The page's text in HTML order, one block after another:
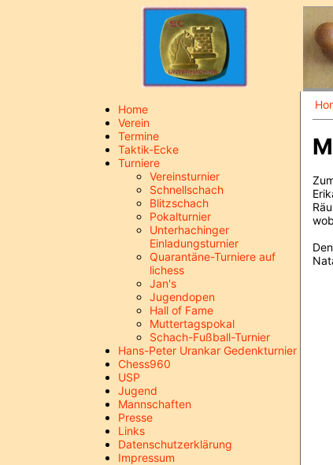
Home
Verein
Termine
Taktik-Ecke
Turniere
Vereinsturnier
Schnellschach
Blitzschach
Pokalturnier
Unterhachinger
Einladungsturnier
Quarantäne-Turniere auf
lichess
Jan's
Jugendopen
Hall of Fame
Muttertagspokal
Schach-Fußball-Turnier
Hans-Peter Urankar Gedenkturnier
Chess960
USP
Jugend
Mannschaften
Presse
Links
Datenschutzerklärung
Impressum